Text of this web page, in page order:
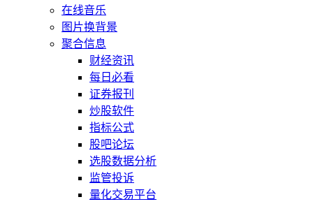
在线音乐
图片换背景
聚合信息
财经资讯
每日必看
证券报刊
炒股软件
指标公式
股吧论坛
选股数据分析
监管投诉
量化交易平台